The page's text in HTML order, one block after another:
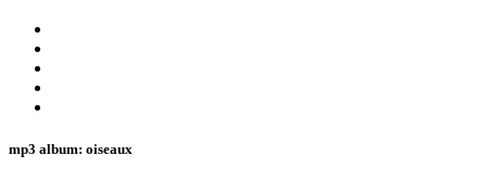
mp3 album: oiseaux